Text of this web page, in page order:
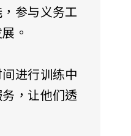
参与义务工
。
进行训练中
，让他们透